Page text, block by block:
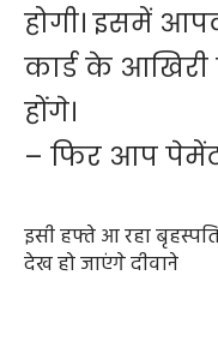
होगी। इसमें
कार्ड के
होंगे।
– फिर आप
इसी हफ्ते आ रहा
देख हो जाएंगे दीवाने